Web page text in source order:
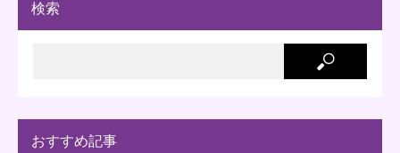
検索
おすすめ記事